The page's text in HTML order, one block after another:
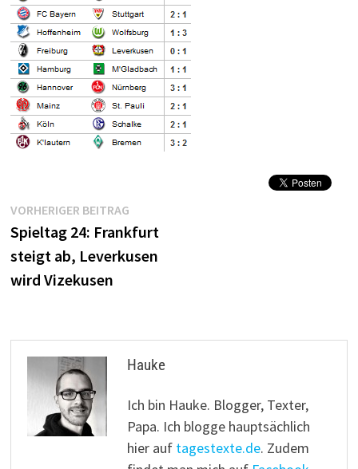
Beitragsnavigation
VORHERIGER BEITRAGVorheriger
Beitrag:
Spieltag 24: Frankfurt
steigt ab, Leverkusen
wird Vizekusen
Hauke
Ich bin Hauke. Blogger, Texter,
Papa. Ich blogge hauptsächlich
hier auf tagestexte.de. Zudem